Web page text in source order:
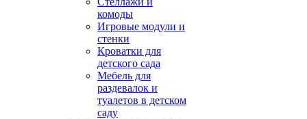
комоды
Игровые модули и
стенки
Кроватки для
детского сада
Мебель для
раздевалок и
туалетов в детском
саду